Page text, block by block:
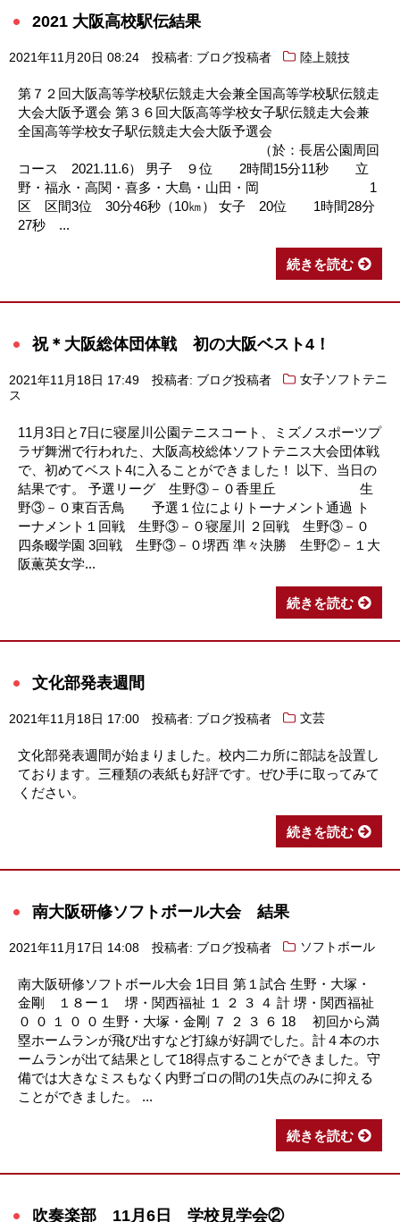
2021 大阪高校駅伝結果
2021年11月20日 08:24 投稿者: ブログ投稿者 陸上競技
第７２回大阪高等学校駅伝競走大会兼全国高等学校駅伝競走
大会大阪予選会 第３６回大阪高等学校女子駅伝競走大会兼
全国高等学校女子駅伝競走大会大阪予選会
（於：長居公園周回
コース 2021.11.6） 男子 ９位 2時間15分11秒 立
野・福永・高関・喜多・大島・山田・岡 1
区 区間3位 30分46秒（10㎞） 女子 20位 1時間28分
27秒 ...
続きを読む
祝＊大阪総体団体戦 初の大阪ベスト4！
2021年11月18日 17:49 投稿者: ブログ投稿者
女子ソフトテニ
ス
11月3日と7日に寝屋川公園テニスコート、ミズノスポーツプ
ラザ舞洲で行われた、大阪高校総体ソフトテニス大会団体戦
で、初めてベスト4に入ることができました！ 以下、当日の
結果です。 予選リーグ 生野③－０香里丘 生
野③－０東百舌鳥 予選１位によりトーナメント通過 ト
ーナメント１回戦 生野③－０寝屋川 ２回戦 生野③－０
四条畷学園 3回戦 生野③－０堺西 準々決勝 生野②－１大
阪薫英女学...
続きを読む
文化部発表週間
2021年11月18日 17:00 投稿者: ブログ投稿者 文芸
文化部発表週間が始まりました。校内二カ所に部誌を設置し
ております。三種類の表紙も好評です。ぜひ手に取ってみて
ください。
続きを読む
南大阪研修ソフトボール大会 結果
2021年11月17日 14:08 投稿者: ブログ投稿者 ソフトボール
南大阪研修ソフトボール大会 1日目 第１試合 生野・大塚・
金剛 １８ー１ 堺・関西福祉 １ ２ ３ ４ 計 堺・関西福祉
０ ０ １ ０ ０ 生野・大塚・金剛 ７ ２ ３ ６ 18 初回から満
塁ホームランが飛び出すなど打線が好調でした。計４本のホ
ームランが出て結果として18得点することができました。守
備では大きなミスもなく内野ゴロの間の1失点のみに抑える
ことができました。 ...
続きを読む
吹奏楽部 11月6日 学校見学会②